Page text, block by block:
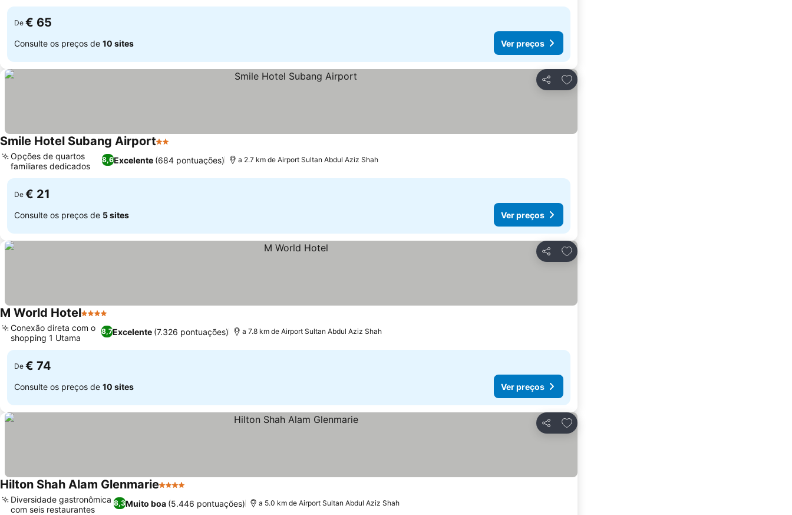
De € 65
Consulte os preços de 10 sites Ver preços
Partilhar
Adicionar aos favoritos
Smile Hotel Subang Airport2 Estrelas
8,6Excelente (684 pontuações)
Opções de quartos
familiares dedicados
a 2.7 km de Airport Sultan Abdul Aziz Shah
De € 21
Consulte os preços de 5 sites Ver preços
Partilhar
Adicionar aos favoritos
M World Hotel4 Estrelas
8,7Excelente (7.326 pontuações)
Conexão direta com o
shopping 1 Utama
a 7.8 km de Airport Sultan Abdul Aziz Shah
De € 74
Consulte os preços de 10 sites Ver preços
Partilhar
Adicionar aos favoritos
Hilton Shah Alam Glenmarie4 Estrelas
8,3Muito boa (5.446 pontuações)
Diversidade gastronômica
com seis restaurantes
a 5.0 km de Airport Sultan Abdul Aziz Shah